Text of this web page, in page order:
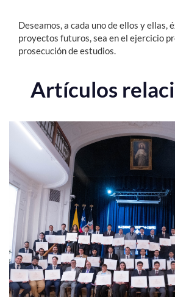
Deseamos, a cada uno de ellos y ellas,
proyectos futuros, sea en el ejercicio
prosecución de estudios.
Artículos